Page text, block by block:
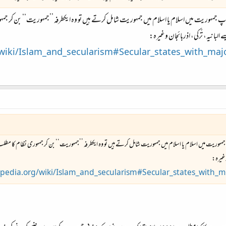
جمہوریت میں اسلام یا اسلام میں جمہوریت شامل کرتے ہیں تو وہ ایکطرفہ ’’جمہوریت‘‘ بن
تُرکی، اذربائجان وغیرہ:
میں اسلام یا اسلام میں جمہوریت شامل کرتے ہیں تو وہ ایکطرفہ ’’جمہوریت‘‘ بن کر جمہوری نظام کا
wiki/